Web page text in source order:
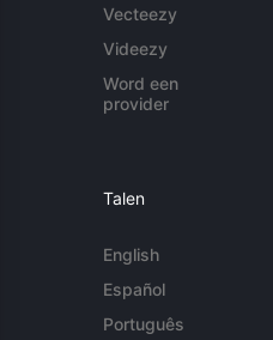
Vecteezy
Videezy
Word een
provider
Talen
English
Español
Português